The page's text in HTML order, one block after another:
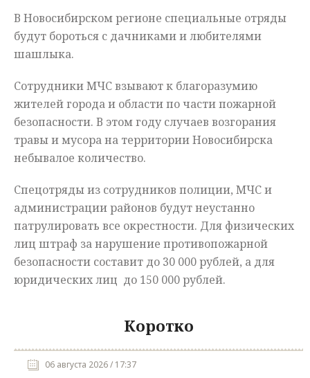
В Новосибирском регионе специальные отряды
будут бороться с дачниками и любителями
шашлыка.
Сотрудники МЧС взывают к благоразумию
жителей города и области по части пожарной
безопасности. В этом году случаев возгорания
травы и мусора на территории Новосибирска
небывалое количество.
Спецотрядыиз сотрудников полиции, МЧС и
администрации районов будут неустанно
патрулировать все окрестности. Для физических
лиц штраф за нарушение противопожарной
безопасности составит до 30 000 рублей, а для
юридических лиц до 150 000 рублей.
Коротко
06 августа 2026 / 17:37